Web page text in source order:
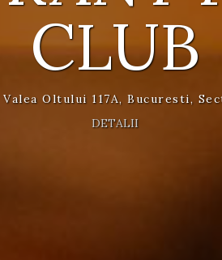
CLUB
Oltului 117A, Bucuresti,
DETALII
CLUB
Oltului 117A, Bucuresti,
DETALII